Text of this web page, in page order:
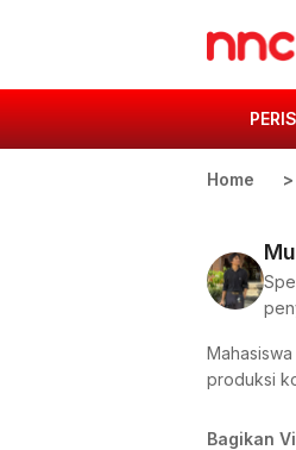
Home
produksi
Bagikan